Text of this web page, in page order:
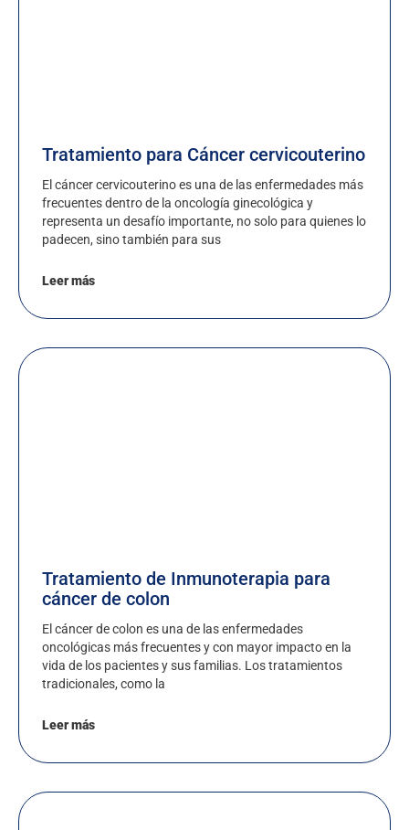
Tratamiento para Cáncer cervicouterino
El cáncer cervicouterino es una de las enfermedades más
frecuentes dentro de la oncología ginecológica y
representa un desafío importante, no solo para quienes lo
padecen, sino también para sus
Leer más
Tratamiento de Inmunoterapia para
cáncer de colon
El cáncer de colon es una de las enfermedades
oncológicas más frecuentes y con mayor impacto en la
vida de los pacientes y sus familias. Los tratamientos
tradicionales, como la
Leer más